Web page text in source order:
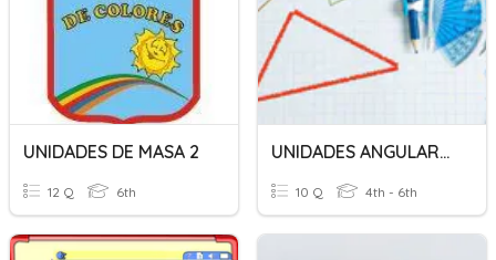
UNIDADES DE MASA 2
12 Q 6th
UNIDADES ANGULARES DE TRIGONOMETRIA
10 Q 4th - 6th